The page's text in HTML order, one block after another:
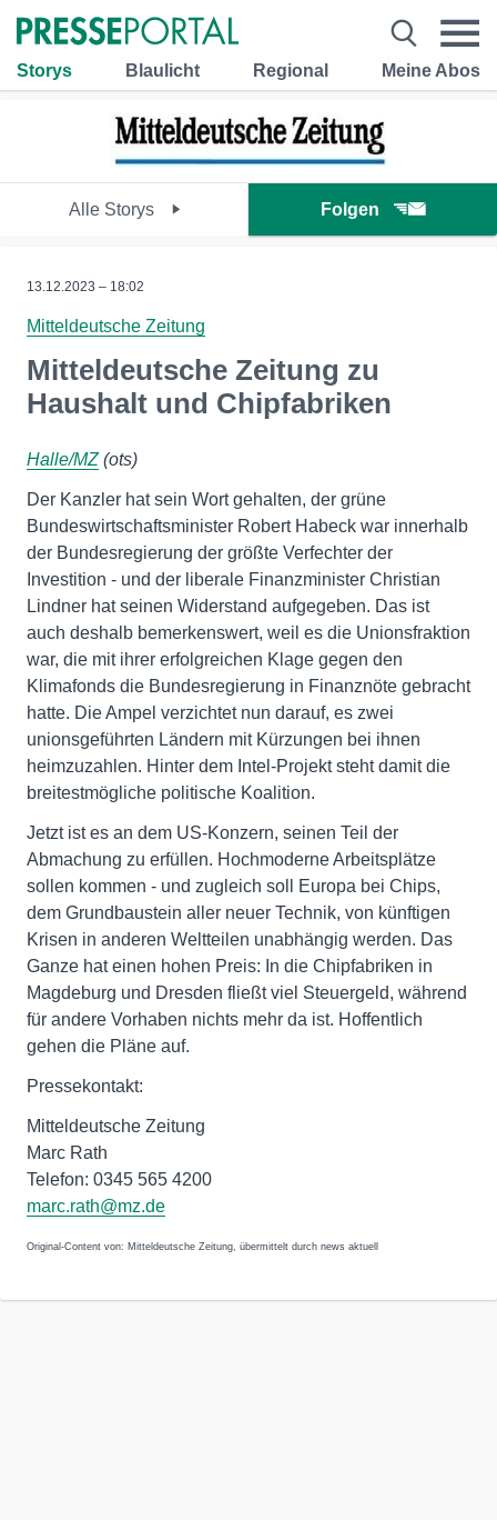
Storys Blaulicht Regional Meine Abos
Alle Storys Folgen
13.12.2023 – 18:02
Mitteldeutsche Zeitung
Mitteldeutsche Zeitung zu
Haushalt und Chipfabriken
Halle/MZ(ots)
Der Kanzler hat sein Wort gehalten, der grüne
Bundeswirtschaftsminister Robert Habeck war innerhalb
der Bundesregierung der größte Verfechter der
Investition - und der liberale Finanzminister Christian
Lindner hat seinen Widerstand aufgegeben. Das ist
auch deshalb bemerkenswert, weil es die Unionsfraktion
war, die mit ihrer erfolgreichen Klage gegen den
Klimafonds die Bundesregierung in Finanznöte gebracht
hatte. Die Ampel verzichtet nun darauf, es zwei
unionsgeführten Ländern mit Kürzungen bei ihnen
heimzuzahlen. Hinter dem Intel-Projekt steht damit die
breitestmögliche politische Koalition.
Jetzt ist es an dem US-Konzern, seinen Teil der
Abmachung zu erfüllen. Hochmoderne Arbeitsplätze
sollen kommen - und zugleich soll Europa bei Chips,
dem Grundbaustein aller neuer Technik, von künftigen
Krisen in anderen Weltteilen unabhängig werden. Das
Ganze hat einen hohen Preis: In die Chipfabriken in
Magdeburg und Dresden fließt viel Steuergeld, während
für andere Vorhaben nichts mehr da ist. Hoffentlich
gehen die Pläne auf.
Pressekontakt:
Mitteldeutsche Zeitung
Marc Rath
Telefon: 0345 565 4200
marc.rath@mz.de
Original-Content von: Mitteldeutsche Zeitung, übermittelt durch news aktuell